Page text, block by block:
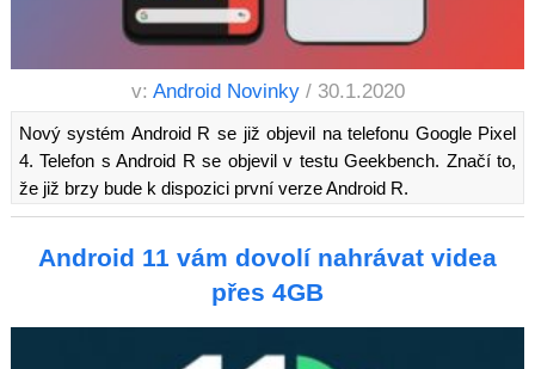
v: Android Novinky / 30.1.2020
Nový systém Android R se již objevil na telefonu Google Pixel
4. Telefon s Android R se objevil v testu Geekbench. Značí to,
že již brzy bude k dispozici první verze Android R.
Android 11 vám dovolí nahrávat videa
přes 4GB